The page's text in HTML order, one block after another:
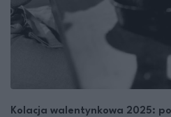
Kolacja walentynkowa 2025: